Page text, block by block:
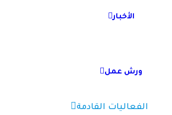
ورش عمل
الفعاليات القادمة